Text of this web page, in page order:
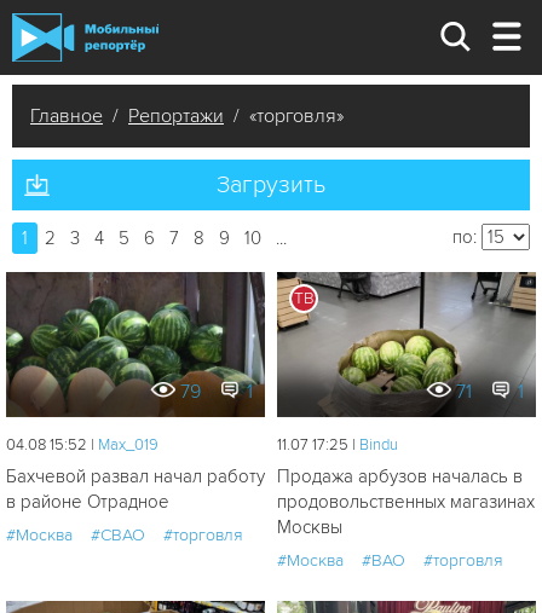
Главное / Репортажи / «торговля»
Загрузить
по:
1 2 3 4 5 6 7 8 9 10
79 1
04.08 15:52 | Мах_019
Бахчевой развал начал работу
в районе Отрадное
#Москва #СВАО #торговля
ТВ
71 1
11.07 17:25 | Bindu
Продажа арбузов началась в
продовольственных магазинах
Москвы
#Москва #ВАО #торговля